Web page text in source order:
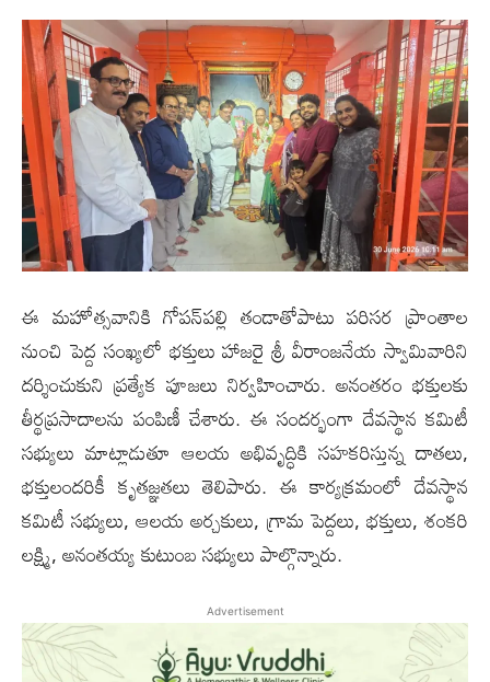
ఈ మహోత్సవానికి గోపన్‌పల్లి తండాతోపాటు పరిసర ప్రాంతాల
నుంచి పెద్ద సంఖ్యలో భక్తులు హాజరై శ్రీ వీరాంజనేయ స్వామివారిని
దర్శించుకుని ప్రత్యేక పూజలు నిర్వహించారు. అనంతరం భక్తులకు
తీర్థప్రసాదాలను పంపిణీ చేశారు. ఈ సందర్భంగా దేవస్థాన కమిటీ
సభ్యులు మాట్లాడుతూ ఆలయ అభివృద్ధికి సహకరిస్తున్న దాతలు,
భక్తులందరికీ కృతజ్ఞతలు తెలిపారు. ఈ కార్యక్రమంలో దేవస్థాన
కమిటీ సభ్యులు, ఆలయ అర్చకులు, గ్రామ పెద్దలు, భక్తులు, శంకరి
లక్ష్మి, అనంతయ్య కుటుంబ సభ్యులు పాల్గొన్నారు.
Advertisement